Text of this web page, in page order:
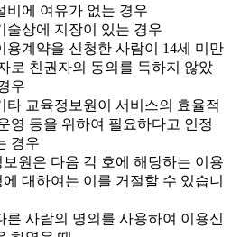
비에 여유가 없는 경우
술상에 지장이 있는 경우
용계약을 신청한 사람이 14세 미만
로 친권자의 동의를 득하지 않았
우
타 교육정보원이 서비스의 효율적
영 등을 위하여 필요하다고 인정
경우
원은 다음 각 호에 해당하는 이용
대하여는 이를 거절할 수 있습니
른 사람의 명의를 사용하여 이용신